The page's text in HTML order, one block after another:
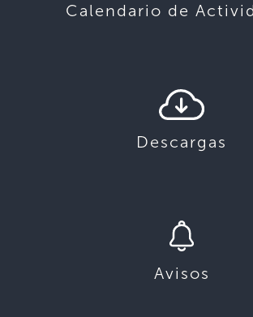
Calendario de
Descargas
Avisos